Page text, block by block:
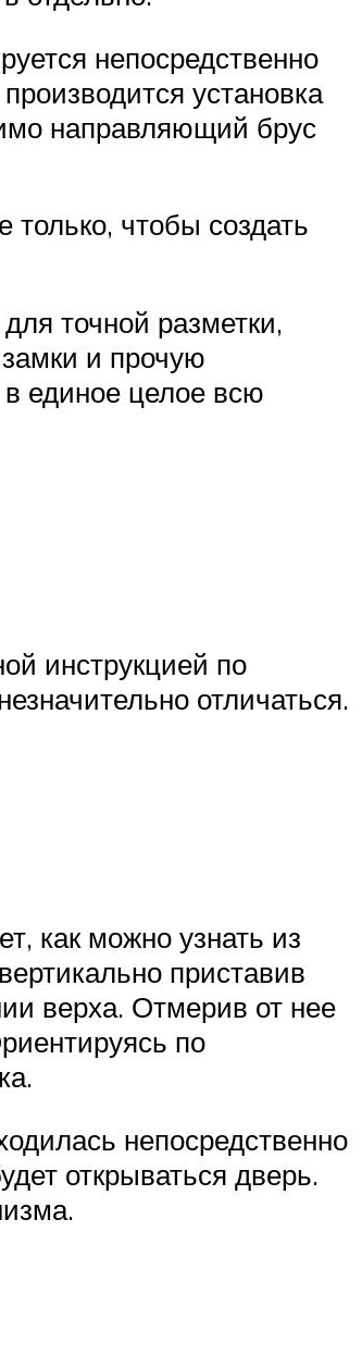
непосредственно
установка
направляющий брус
чтобы создать
точной разметки,
и прочую
единое целое всю
инструкцией по
отличаться.
как можно узнать из
приставив
верха. Отмерив от нее
по
непосредственно
открываться дверь.